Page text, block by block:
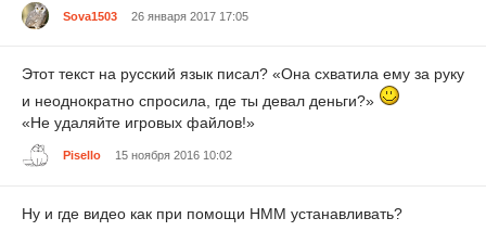
Sova1503 26 января 2017 17:05
Этот текст на русский язык писал? «Она схватила ему за руку
и неоднократно спросила, где ты девал деньги?»
«Не удаляйте игровых файлов!»
Pisello 15 ноября 2016 10:02
Ну и где видео как при помощи НММ устанавливать?